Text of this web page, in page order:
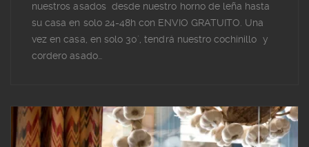
nuestros asados desde nuestro horno de leña hasta
su casa en solo 24-48h con ENVIO GRATUITO. Una
vez en casa, en solo 30´, tendrá nuestro cochinillo y
cordero asado…